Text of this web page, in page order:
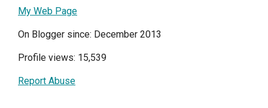
My Web Page
On Blogger since: December 2013
Profile views: 15,539
Report Abuse